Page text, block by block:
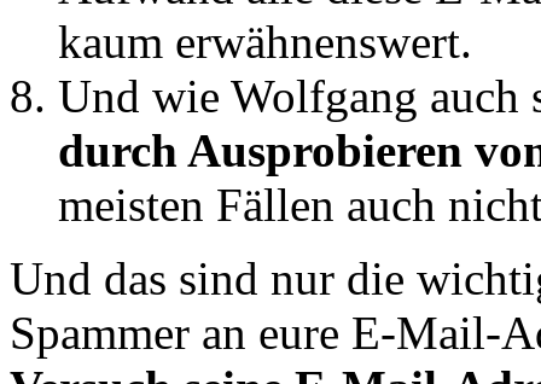
kaum erwähnenswert.
Und wie Wolfgang auch
durch Ausprobieren
meisten Fällen auch
Und das sind nur die
Spammer an eure E-Mail-